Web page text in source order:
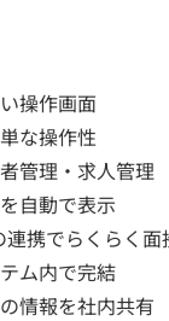
操作画面
な操作性
管理・求人管理
自動で表示
携でらくらく面
ム内で完結
情報を社内共有